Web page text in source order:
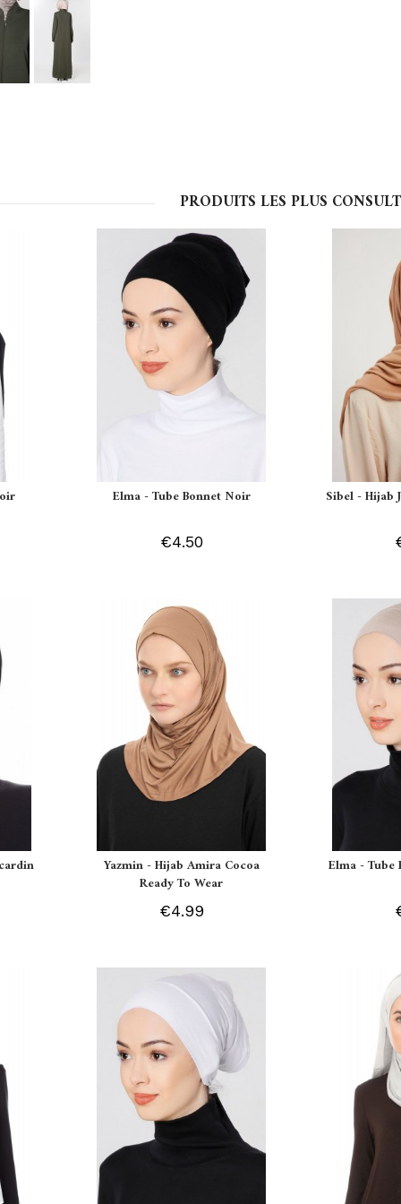
PRODUITS LES PLUS
Elma - Tube Bonnet Noir
€4.50
Sibel - Hijab
Yazmin - Hijab Amira Cocoa
Ready To Wear
€4.99
Elma - Tube